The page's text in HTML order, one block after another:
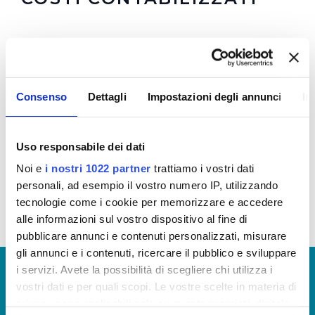
Consenso Dettagli Impostazioni degli annunci
Uso responsabile dei dati
Noi e i nostri 1022 partner trattiamo i vostri dati
personali, ad esempio il vostro numero IP, utilizzando
tecnologie come i cookie per memorizzare e accedere
alle informazioni sul vostro dispositivo al fine di
pubblicare annunci e contenuti personalizzati, misurare
gli annunci e i contenuti, ricercare il pubblico e sviluppare
i servizi. Avete la possibilità di scegliere chi utilizza i
vostri dati e per quali scopi. Le vostre scelte in materia di
Si tenga presente che per ogni processo il costo medio deriva
dal rapporto tra il costo di processo e il dato quantitativo che
produzione
gestita
fognatura: costo fognatura/km di rete fognaria gestita
depurazione: costo depurazione/Abit. Equivalenti trattati
© Copyright 2017 - 2026
GLOSSARIO
GIUDICA IL SERVIZIO